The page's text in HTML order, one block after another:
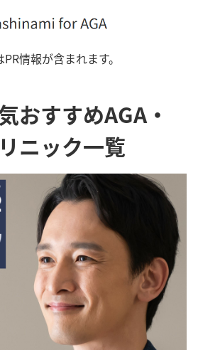
情報が含まれます。
おすすめAGA・
ニック一覧